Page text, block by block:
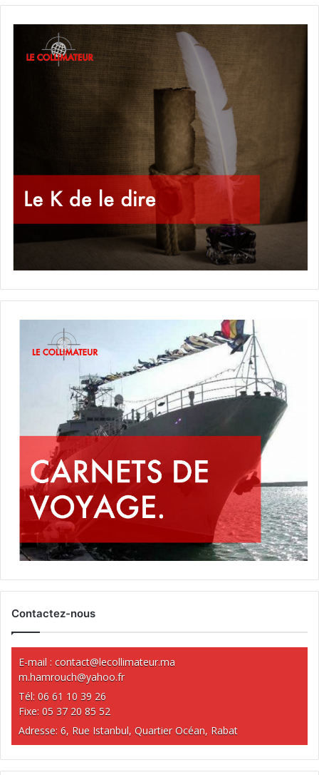
Contactez-nous
E-mail : contact@lecollimateur.ma
m.hamrouch@yahoo.fr
Tél: 06 61 10 39 26
Fixe: 05 37 20 85 52
Adresse: 6, Rue Istanbul, Quartier Océan, Rabat